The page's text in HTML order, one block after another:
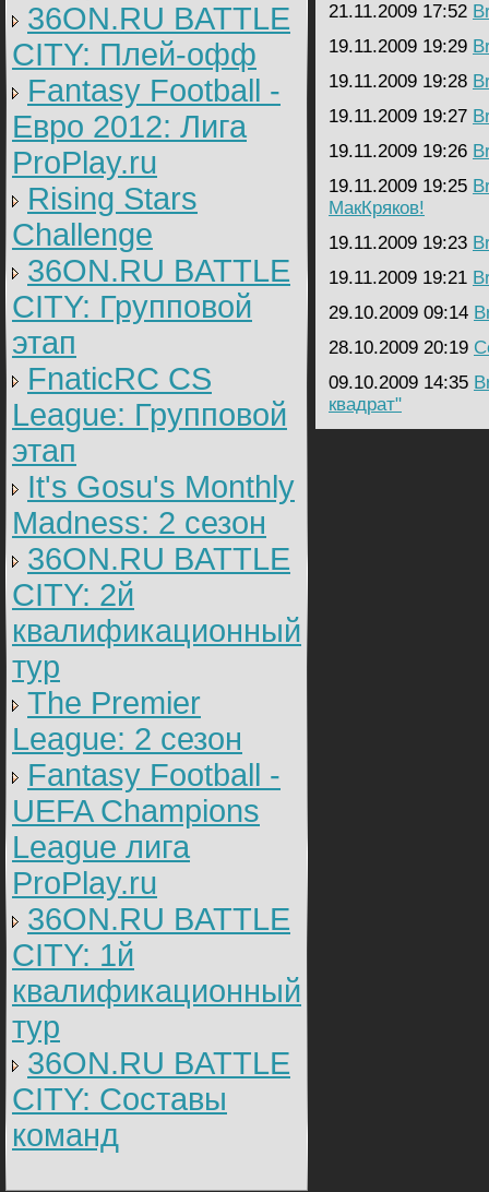
36ON.RU BATTLE
CITY: Плей-офф
Fantasy Football -
Евро 2012: Лига
ProPlay.ru
Rising Stars
Challenge
36ON.RU BATTLE
CITY: Групповой
этап
FnaticRC CS
League: Групповой
этап
It's Gosu's Monthly
Madness: 2 сезон
36ON.RU BATTLE
CITY: 2й
квалификационный
тур
The Premier
League: 2 cезон
Fantasy Football -
UEFA Champions
League лига
ProPlay.ru
36ON.RU BATTLE
CITY: 1й
квалификационный
тур
36ON.RU BATTLE
CITY: Составы
команд
21.11.2009 17:52
19.11.2009 19:29
19.11.2009 19:28
19.11.2009 19:27
19.11.2009 19:26
19.11.2009 19:25
МакКряков!
19.11.2009 19:23
19.11.2009 19:21
29.10.2009 09:14
28.10.2009 20:19
09.10.2009 14:35
квадрат"